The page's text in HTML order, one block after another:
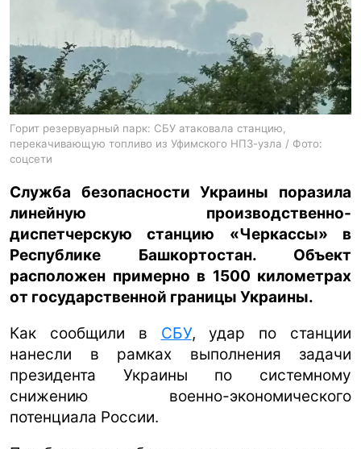
Горит резервуарный парк: СБУ атаковала станцию,
перекачивающую топливо из Уфимского НПЗ-узла / Фото:
соцсети
Служба безопасности Украины поразила
линейную производственно-
диспетчерскую станцию «Черкассы» в
Республике Башкортостан. Объект
расположен примерно в 1500 километрах
от государственной границы Украины.
Как сообщили в СБУ, удар по станции
нанесли в рамках выполнения задачи
президента Украины по системному
снижению военно-экономического
потенциала России.